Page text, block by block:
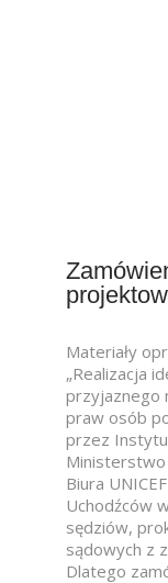
Materiały
„Realizacja
przyjaznego
praw osób
przez
Ministerstwo
Biura
Uchodźców
sędziów,
sądowych z
Dlatego